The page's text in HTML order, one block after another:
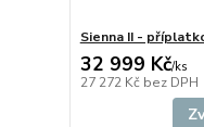
Sienna II -
32 999 Kč/ks
27 272 Kč bez DPH